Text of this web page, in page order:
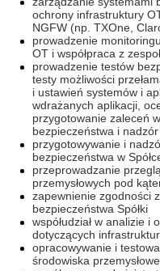
ochrony infrastruktury
NGFW (np. TXOne,
prowadzenie
OT i współpraca z
prowadzenie testów
testy możliwości
i ustawień systemów i
wdrażanych aplikacji,
przygotowanie zaleceń
bezpieczeństwa i
przygotowywanie i
bezpieczeństwa w
przeprowadzanie
przemysłowych pod
zapewnienie zgodności
bezpieczeństwa Spółki
współudział w analizie i
dotyczących
opracowywanie i
środowiska